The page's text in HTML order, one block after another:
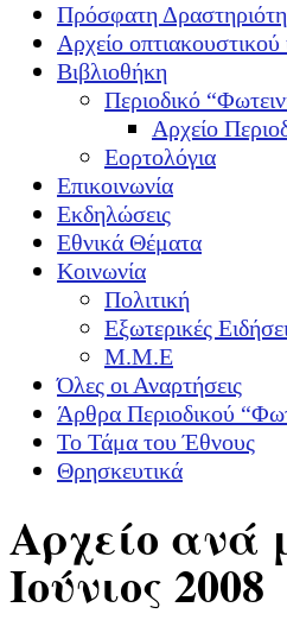
Πρόσφατη
Αρχείο οπτιακουστικού
Βιβλιοθήκη
Περιοδικό
Αρχείο
Εορτολόγια
Επικοινωνία
Εκδηλώσεις
Εθνικά Θέματα
Κοινωνία
Πολιτική
Εξωτερικές
Μ.Μ.Ε
Όλες οι Αναρτήσεις
Άρθρα Περιοδικού
Το Τάμα του Έθνους
Θρησκευτικά
Αρχείο ανά
Ιούνιος 2008